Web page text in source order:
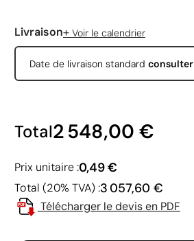
Livraison+ Voir le calendrier
Date de livraison standard consulter
Total2 548,00 €
Prix unitaire :0,49 €
Total (20% TVA) :3 057,60 €
Télécharger le devis en PDF